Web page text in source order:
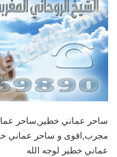
ساحر عماني خطير,ساحر
مجرب,اقوى و ساحر عماني
عماني خطير لوجه الله